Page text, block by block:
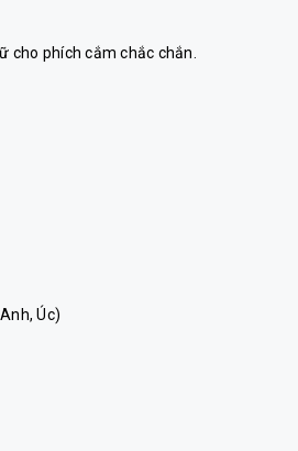
cho phích cắm chắc chắn.
Úc)